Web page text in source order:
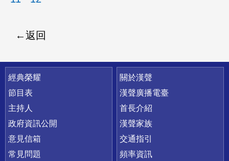
返回
快速連結
經典榮耀
節目表
主持人
政府資訊公開
意見信箱
常見問題
關於漢聲
漢聲廣播電臺
首長介紹
漢聲家族
交通指引
頻率資訊